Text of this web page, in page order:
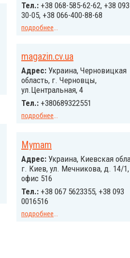
Тел.: +38 068-585-62-62, +38
30-05, +38 066-400-88-68
подробнее...
magazin.cv.ua
Адрес: Украина, Черновицкая
область, г. Черновцы,
ул.Центральная, 4
Тел.: +380689322551
подробнее...
Mymam
Адрес: Украина, Киевская
г. Киев, ул. Мечникова, д. 14/1,
офис 516
Тел.: +38 067 5623355, +38 093
0016516
подробнее...